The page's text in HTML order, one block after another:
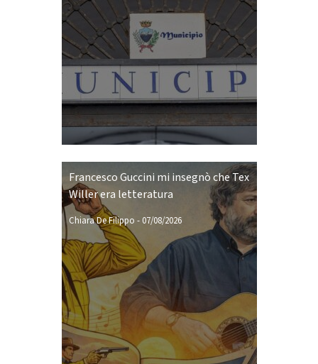
Francesco Guccini mi insegnò che Tex
Willer era letteratura
Chiara De Filippo -07/08/2026